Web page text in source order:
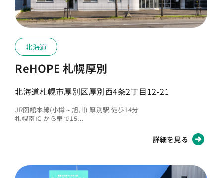
北海道
ReHOPE 札幌厚別
北海道札幌市厚別区厚別西4条2丁目12-21
JR函館本線(小樽～旭川) 厚別駅 徒歩14分
札幌南IC から車で15...
詳細を見る